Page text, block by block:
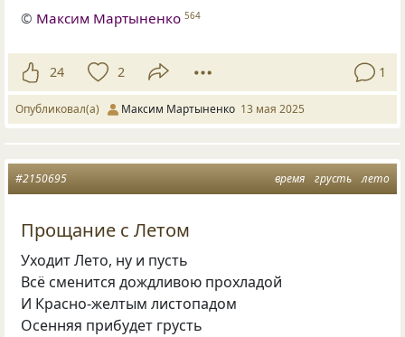
© Максим Мартыненко 564
24 2 1
Опубликовал(а) Максим Мартыненко 13 мая 2025
время грусть лето
#2150695
Прощание с Летом
Уходит Лето, ну и пусть
Всё сменится дождливою прохладой
И Красно-желтым листопадом
Осенняя прибудет грусть